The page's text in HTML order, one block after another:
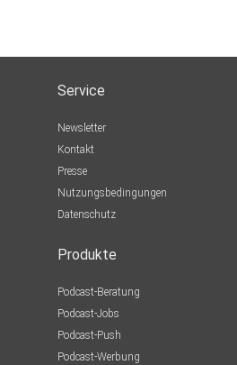
Service
Newsletter
Kontakt
Presse
Nutzungsbedingungen
Datenschutz
Produkte
Podcast-Beratung
Podcast-Jobs
Podcast-Push
Podcast-Werbung